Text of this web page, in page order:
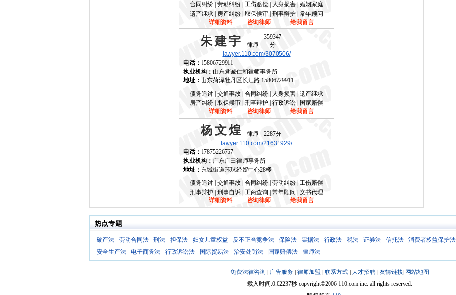
合同纠纷 | 劳动纠纷 | 工伤赔偿 | 人身损害 | 婚姻家庭
遗产继承 | 房产纠纷 | 取保候审 | 刑事辩护 | 常年顾问
详细资料
咨询律师 给我留言
朱建宇 律师
359347
分
lawyer.110.com/3070506/
电话： 15806729911
执业机构： 山东君诚仁和律师事务所
地址： 山东菏泽牡丹区长江路 15806729911
债务追讨 | 交通事故 | 合同纠纷 | 人身损害 | 遗产继承
房产纠纷 | 取保候审 | 刑事辩护 | 行政诉讼 | 国家赔偿
详细资料
咨询律师 给我留言
杨文煌 律师
2287分
lawyer.110.com/21631929/
电话： 17875226767
执业机构： 广东广田律师事务所
地址： 东城街道环球经贸中心28楼
债务追讨 | 交通事故 | 合同纠纷 | 劳动纠纷 | 工伤赔偿
刑事辩护 | 刑事自诉 | 工商查询 | 常年顾问 | 文书代理
详细资料
咨询律师 给我留言
热点专题
破产法 劳动合同法 刑法 担保法 妇女儿童权益 反不正当竞争法 保险法 票据法 行政法 税法 证券法 信托法 消费者权益保护法
安全生产法
电子商务法 行政诉讼法 国际贸易法 治安处罚法 国家赔偿法 律师法
免费法律咨询 广告服务| 律师加盟 联系方式| 人才招聘| 友情链接| 网站地图
载入时间:0.02237秒 copyright©2006 110.com inc. all rights reserved.